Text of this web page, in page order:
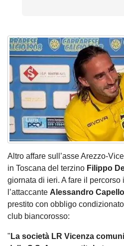
Altro affare sull’asse Arezzo-
in Toscana del terzino Filippo
giornata di ieri. A fare il percorso
l’attaccante Alessandro Capello
prestito con obbligo
club biancorosso:
" La società LR Vicenza